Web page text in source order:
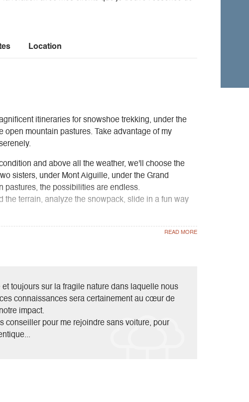
Location
itineraries for snowshoe trekking, under the
open mountain pastures. Take advantage of my
and above all the weather, we'll choose the
sisters, under Mont Aiguille, under the Grand
pastures, the possibilities are endless.
the terrain, analyze the snowpack, slide in a fun way
plateaux of the Vercors in the heart of winter
in winter nature imaginable...
toujours sur la fragile nature dans laquelle nous
connaissances sera certainement au cœur de
impact.
conseiller pour me rejoindre sans voiture, pour